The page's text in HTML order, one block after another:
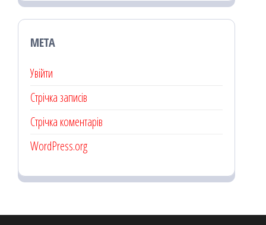
МЕТА
Увійти
Стрічка записів
Стрічка коментарів
WordPress.org